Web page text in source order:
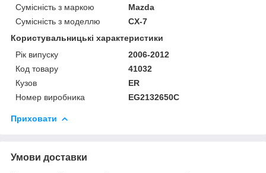
Сумісність з маркою
Mazda
Сумісність з моделлю
CX-7
Користувальницькі характеристики
Рік випуску
2006-2012
Код товару
41032
Кузов
ER
Номер виробника
EG2132650C
Приховати
Умови доставки